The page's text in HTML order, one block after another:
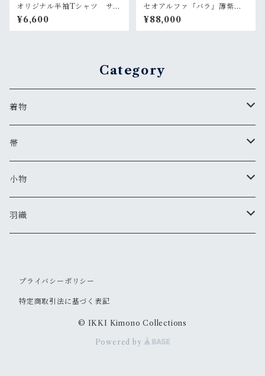
オリジナル半袖Tシャツ サイ
ズS・M 【ikki流デザイン
ユニセックス 黒 】
¥6,600
セオアルファ「バラ」薄紫
【羽織 プレタ 仕立て上が
り】
¥88,000
Category
着物
夏着物
セオアルファ(レディース)
セオアルファ(メンズ)
帯
半巾帯
小物
美和香
ピアス・イヤリング
羽織
セオアルファ(メンズ)
プライバシーポリシー
特定商取引法に基づく表記
© IKKI Kimono Collections
Powered by